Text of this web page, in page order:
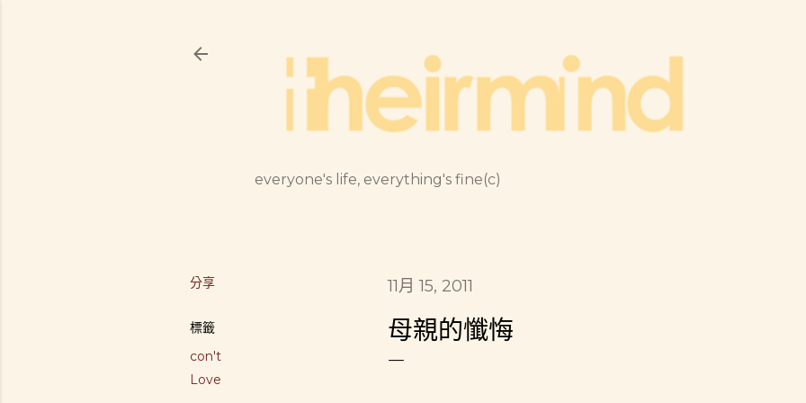
everyone's life, everything's fine(c)
分享
標籤
con't
Love
11月 15, 2011
母親的懺悔